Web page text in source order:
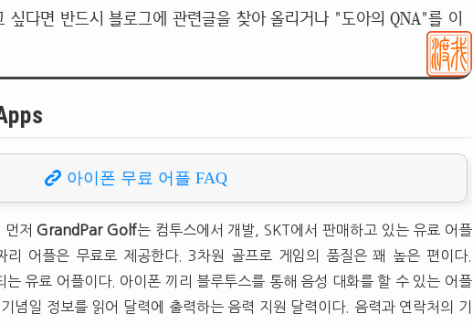
싶다면 반드시 블로그에 관련글을 찾아 올리거나 "도아의 QNA"를 이
아이폰 무료 어플 FAQ
먼저GrandPar Golf는 컴투스에서 개발, SKT에서 판매하고 있는 유료 어플
어플은 무료로 제공한다. 3차원 골프로 게임의 품질은 꽤 높은 편이다.
는 유료 어플이다. 아이폰 끼리 블루투스를 통해 음성 대화를 할 수 있는 어플
념일 정보를 읽어 달력에 출력하는 음력 지원 달력이다. 음력과 연락처의 기